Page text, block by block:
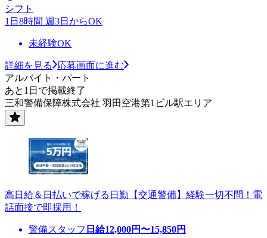
シフト
1日8時間 週3日からOK
未経験OK
詳細を見る
応募画面に進む
アルバイト・パート
あと1日で掲載終了
三和警備保障株式会社 羽田空港第1ビル駅エリア
高日給＆日払いで稼げる日勤【交通警備】経験一切不問！電
話面接で即採用！
警備スタッフ 日給12,000円〜15,850円